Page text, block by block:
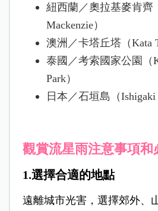
紐西蘭／奧拉基麥肯齊
Mackenzie）
澳洲／卡塔丘塔（Kata
泰國／考索國家公園（
Park）
日本／石垣島（Ishigaki
觀賞流星雨注意事項和
1.選擇合適的地點
遠離城市光害，選擇郊外、